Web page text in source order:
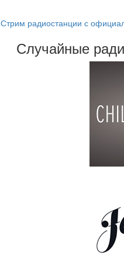
Стрим радиостанции с
Случайные